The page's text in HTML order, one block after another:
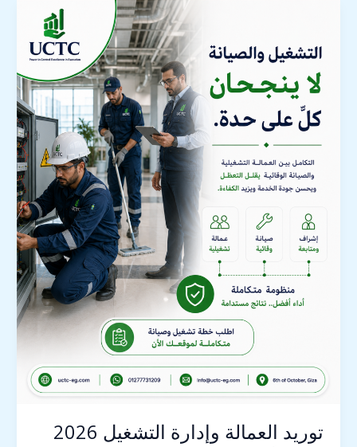
توريد العمالة وإدارة التشغيل 2026
التشغيل
2026